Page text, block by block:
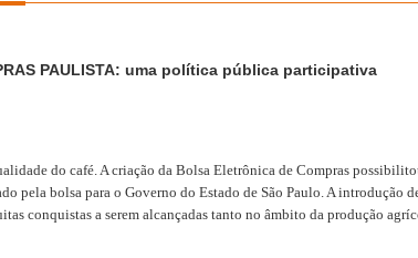
PAULISTA: uma política pública participativa
do café. A criação da Bolsa Eletrônica de Compras
bolsa para o Governo do Estado de São Paulo. A introdução
conquistas a serem alcançadas tanto no âmbito da produção